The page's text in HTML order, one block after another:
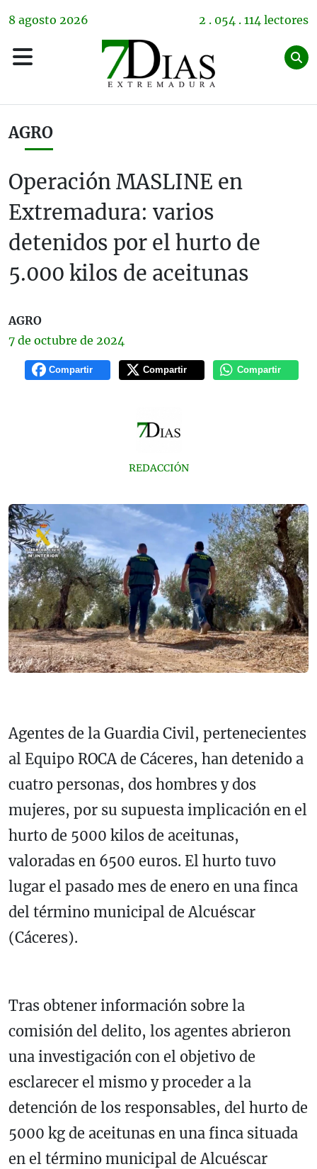
8 agosto 2026 2 . 054 . 114 lectores
AGRO
Operación MASLINE en
Extremadura: varios
detenidos por el hurto de
5.000 kilos de aceitunas
AGRO
7 de octubre de 2024
Compartir Compartir Compartir
REDACCIÓN
Agentes de la Guardia Civil, pertenecientes
al Equipo ROCA de Cáceres, han detenido a
cuatro personas, dos hombres y dos
mujeres, por su supuesta implicación en el
hurto de 5000 kilos de aceitunas,
valoradas en 6500 euros. El hurto tuvo
lugar el pasado mes de enero en una finca
del término municipal de Alcuéscar
(Cáceres).
Tras obtener información sobre la
comisión del delito, los agentes abrieron
una investigación con el objetivo de
esclarecer el mismo y proceder a la
detención de los responsables, del hurto de
5000 kg de aceitunas en una finca situada
en el término municipal de Alcuéscar